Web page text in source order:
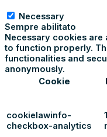
Necessary
Sempre abilitato
Necessary cookies
to function properly.
functionalities and
anonymously.
Cookie
cookielawinfo-
checkbox-analytics